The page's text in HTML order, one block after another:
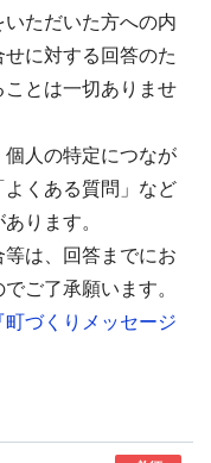
ただいた方への内
に対する回答のた
とは一切ありませ
人の特定につなが
くある質問」など
ります。
は、回答までにお
ご了承願います。
づくりメッセージ